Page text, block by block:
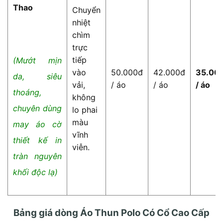
Thao
(Mướt mịn
da, siêu
thoáng,
chuyên dùng
may áo cờ
thiết kế in
tràn nguyên
khối độc lạ)
Chuyển
nhiệt
chìm
trực
tiếp
vào
vải,
không
lo phai
màu
vĩnh
viễn.
50.000đ
/ áo
42.000đ
/ áo
/ áo
Bảng giá dòng Áo Thun Polo Có Cổ Cao Cấp